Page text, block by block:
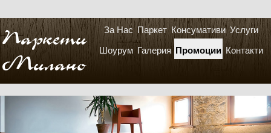
Main menu
Skip to primary content
Skip to secondary content За Нас Паркет Консумативи Услуги
Шоурум Галерия Промоции Контакти